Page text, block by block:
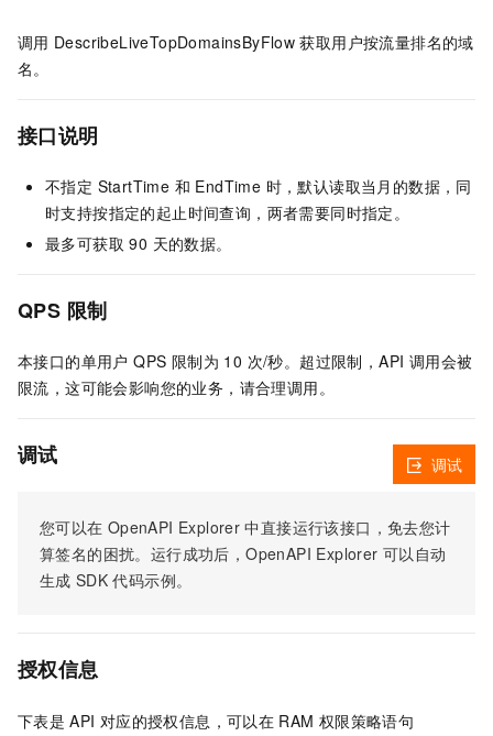
调用 DescribeLiveTopDomainsByFlow 获取用户按流量排名的域
名。
接口说明
不指定 StartTime 和 EndTime 时，默认读取当月的数据，同
时支持按指定的起止时间查询，两者需要同时指定。
最多可获取 90 天的数据。
QPS 限制
本接口的单用户 QPS 限制为 10 次/秒。超过限制，API 调用会被
限流，这可能会影响您的业务，请合理调用。
调试
您可以在 OpenAPI Explorer 中直接运行该接口，免去您计
算签名的困扰。运行成功后，OpenAPI Explorer 可以自动
生成 SDK 代码示例。
调试
授权信息
下表是 API 对应的授权信息，可以在 RAM 权限策略语句